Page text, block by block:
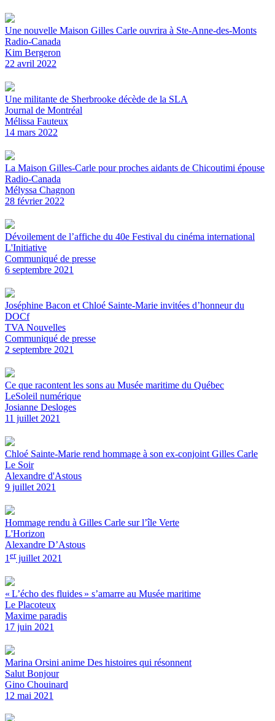
Une nouvelle Maison Gilles Carle ouvrira à Ste-Anne-des-Monts
Radio-Canada
Kim Bergeron
22 avril 2022
Une militante de Sherbrooke décède de la SLA
Journal de Montréal
Mélissa Fauteux
14 mars 2022
La Maison Gilles-Carle pour proches aidants de Chicoutimi épouse
Radio-Canada
Mélyssa Chagnon
28 février 2022
Dévoilement de l’affiche du 40e Festival du cinéma international
L'Initiative
Communiqué de presse
6 septembre 2021
Joséphine Bacon et Chloé Sainte-Marie invitées d’honneur du
DOCf
TVA Nouvelles
Communiqué de presse
2 septembre 2021
Ce que racontent les sons au Musée maritime du Québec
LeSoleil numérique
Josianne Desloges
11 juillet 2021
Chloé Sainte-Marie rend hommage à son ex-conjoint Gilles Carle
Le Soir
Alexandre d'Astous
9 juillet 2021
Hommage rendu à Gilles Carle sur l’île Verte
L'Horizon
Alexandre D’Astous
1 erjuillet 2021
« L’écho des fluides » s’amarre au Musée maritime
Le Placoteux
Maxime paradis
17 juin 2021
Marina Orsini anime Des histoires qui résonnent
Salut Bonjour
Gino Chouinard
12 mai 2021